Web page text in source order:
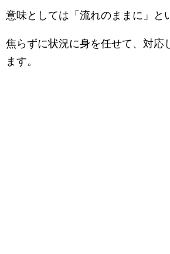
意味としては「流れのままに」と
焦らずに状況に身を任せて、対応
ます。